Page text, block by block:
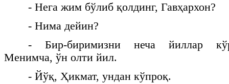
- Нега жим бўлиб қолдинг, Гавҳархон?
- Нима дейин?
- Бир-биримизни неча йиллар
Менимча, ўн олти йил.
- Йўқ, Ҳикмат, ундан кўпроқ.